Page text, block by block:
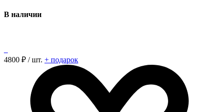
В наличии
4800 ₽ / шт. + подарок